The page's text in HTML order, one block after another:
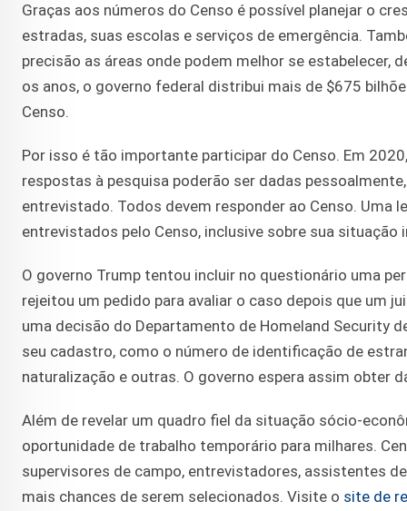
Graças aos números do Censo é possível planejar o
estradas, suas escolas e serviços de emergência.
precisão as áreas onde podem melhor se
os anos, o governo federal distribui mais de $675
Censo.
Por isso é tão importante participar do Censo. Em
respostas à pesquisa poderão ser dadas
entrevistado. Todos devem responder ao Censo.
entrevistados pelo Censo, inclusive sobre sua situação
O governo Trump tentou incluir no questionário uma
rejeitou um pedido para avaliar o caso depois que um
uma decisão do Departamento de Homeland Security
seu cadastro, como o número de identificação de
naturalização e outras. O governo espera assim obter
Além de revelar um quadro fiel da situação sócio-
oportunidade de trabalho temporário para milhares.
supervisores de campo, entrevistadores, assistentes
mais chances de serem selecionados. Visite o site de